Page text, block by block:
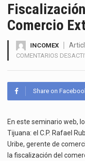
Comercio
INCOMEX
COMENTARIOS
Share on
En este seminario web,
Tijuana: el C.P. Rafael
Uribe, gerente de
la fiscalización del